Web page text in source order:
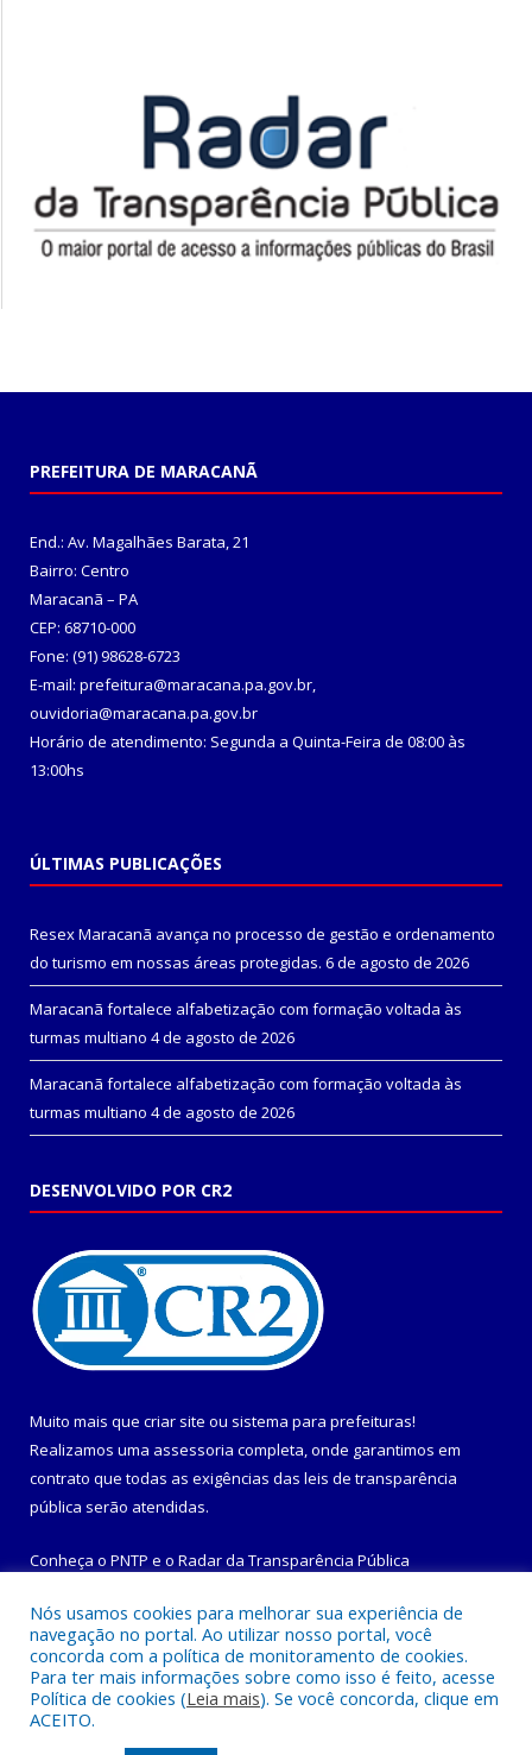
PREFEITURA DE MARACANÃ
End.: Av. Magalhães Barata, 21
Bairro: Centro
Maracanã – PA
CEP: 68710-000
Fone: (91) 98628-6723
E-mail: prefeitura@maracana.pa.gov.br,
ouvidoria@maracana.pa.gov.br
Horário de atendimento: Segunda a Quinta-Feira de 08:00 às
13:00hs
ÚLTIMAS PUBLICAÇÕES
Resex Maracanã avança no processo de gestão e ordenamento
do turismo em nossas áreas protegidas. 6 de agosto de 2026
Maracanã fortalece alfabetização com formação voltada às
turmas multiano 4 de agosto de 2026
Maracanã fortalece alfabetização com formação voltada às
turmas multiano 4 de agosto de 2026
DESENVOLVIDO POR CR2
Muito mais que criar site ou sistema para prefeituras!
Realizamos uma assessoria completa, onde garantimos em
contrato que todas as exigências das leis de transparência
pública serão atendidas.
Conheça o PNTP e o Radar da Transparência Pública
Todos os direitos reservados a Prefeitura Municipal de
Maracanã.
Nós usamos cookies para melhorar sua experiência de
navegação no portal. Ao utilizar nosso portal, você
concorda com a política de monitoramento de cookies.
Para ter mais informações sobre como isso é feito, acesse
Política de cookies (Leia mais). Se você concorda, clique em
ACEITO.